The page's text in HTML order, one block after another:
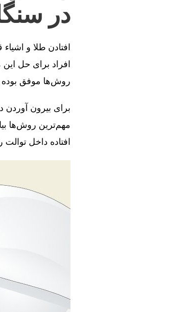
در
افتادن طلا و
افراد برای حل
روش‌ها موفق
برای بیرون آوردن
مهم‌ترین روش‌ها
افتاده داخل توالت